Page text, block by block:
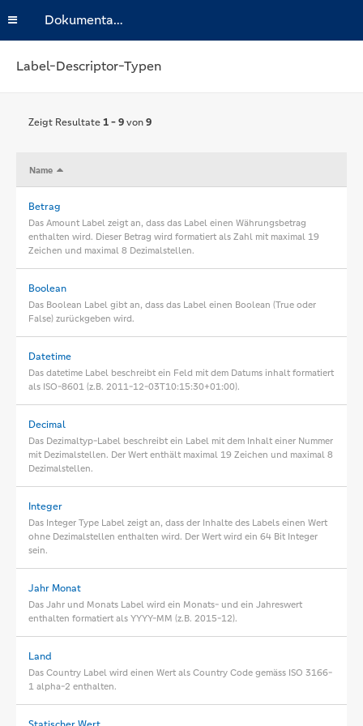
Dokumentation
Label-Descriptor-Typen
Zeigt Resultate1 - 9von9
Betrag
Das Amount Label zeigt an, dass das Label einen Währungsbetrag
enthalten wird. Dieser Betrag wird formatiert als Zahl mit maximal 19
Zeichen und maximal 8 Dezimalstellen.
Boolean
Das Boolean Label gibt an, dass das Label einen Boolean (True oder
False) zurückgeben wird.
Datetime
Das datetime Label beschreibt ein Feld mit dem Datums inhalt formatiert
als ISO-8601 (z.B. 2011-12-03T10:15:30+01:00).
Decimal
Das Dezimaltyp-Label beschreibt ein Label mit dem Inhalt einer Nummer
mit Dezimalstellen. Der Wert enthält maximal 19 Zeichen und maximal 8
Dezimalstellen.
Integer
Das Integer Type Label zeigt an, dass der Inhalte des Labels einen Wert
ohne Dezimalstellen enthalten wird. Der Wert wird ein 64 Bit Integer
sein.
Jahr Monat
Das Jahr und Monats Label wird ein Monats- und ein Jahreswert
enthalten formatiert als YYYY-MM (z.B. 2015-12).
Land
Das Country Label wird einen Wert als Country Code gemäss ISO 3166-
1 alpha-2 enthalten.
Name